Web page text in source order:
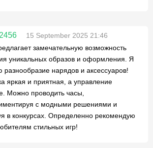
15 September 2025 21:46
замечательную возможность
уникальных образов и оформления. Я
разнообразие нарядов и аксессуаров!
яркая и приятная, а управление
Можно проводить часы,
с модными решениями и
в конкурсах. Определенно рекомендую
стильных игр!